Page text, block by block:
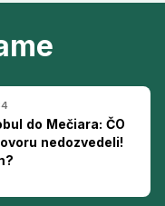
do Mečiara: ČO
nedozvedeli!